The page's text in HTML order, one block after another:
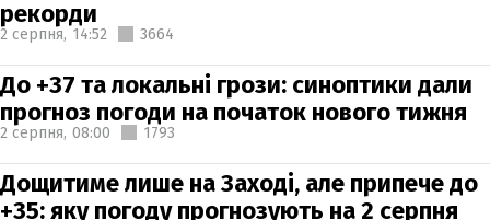
рекорди
2 серпня, 14:52 3664
До +37 та локальні грози: синоптики дали
прогноз погоди на початок нового тижня
2 серпня, 08:00 1793
Дощитиме лише на Заході, але припече до
+35: яку погоду прогнозують на 2 серпня